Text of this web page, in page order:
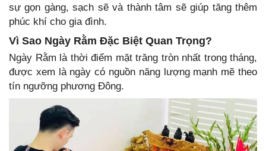
sự gọn gàng, sạch sẽ và thành tâm sẽ giúp tăng thêm
phúc khí cho gia đình.
Vì Sao Ngày Rằm Đặc Biệt Quan Trọng?
Ngày Rằm là thời điểm mặt trăng tròn nhất trong tháng,
được xem là ngày có nguồn năng lượng mạnh mẽ theo
tín ngưỡng phương Đông.